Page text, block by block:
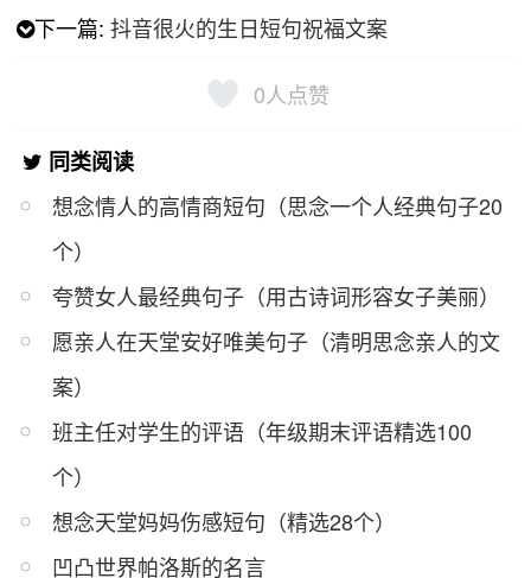
下一篇:抖音很火的生日短句祝福文案
0人点赞
同类阅读
想念情人的高情商短句（思念一个人经典句子20
个）
夸赞女人最经典句子（用古诗词形容女子美丽）
愿亲人在天堂安好唯美句子（清明思念亲人的文
案）
班主任对学生的评语（年级期末评语精选100
个）
想念天堂妈妈伤感短句（精选28个）
凹凸世界帕洛斯的名言